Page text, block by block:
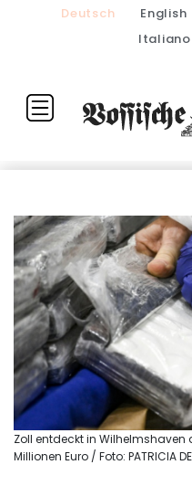
Deutsch English
Italiano
Zoll entdeckt in Wilhelmshaven
Millionen Euro / Foto: PATRICIA